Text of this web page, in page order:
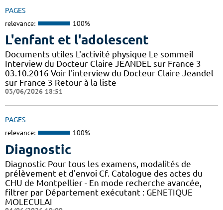
PAGES
relevance: 100%
L'enfant et l'adolescent
Documents utiles L'activité physique Le sommeil
Interview du Docteur Claire JEANDEL sur France 3
03.10.2016 Voir l'interview du Docteur Claire Jeandel
sur France 3 Retour à la liste
03/06/2026 18:51
PAGES
relevance: 100%
Diagnostic
Diagnostic Pour tous les examens, modalités de
prélèvement et d'envoi Cf. Catalogue des actes du
CHU de Montpellier - En mode recherche avancée,
filtrer par Département exécutant : GENETIQUE
MOLECULAI